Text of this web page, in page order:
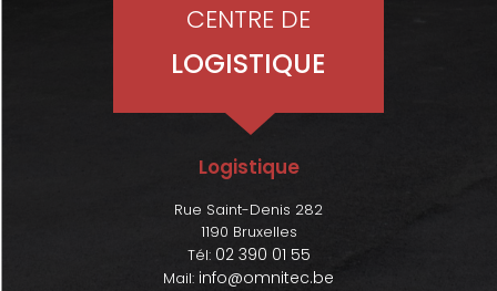
CENTRE DE
LOGISTIQUE
Logistique
Rue Saint-Denis 282
1190 Bruxelles
Tél: 02 390 01 55
Mail: info@omnitec.be